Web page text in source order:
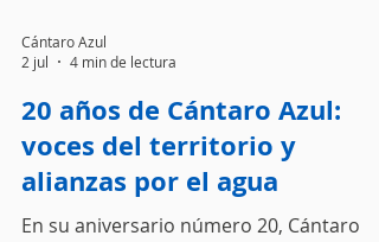
Cántaro Azul
2 jul
4 min de lectura
20 años de Cántaro Azul:
voces del territorio y